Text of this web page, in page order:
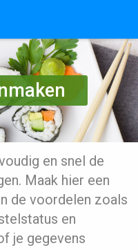
en snel de
Maak hier een
de voordelen zoals
en
je gegevens